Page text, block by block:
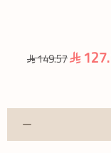
149.57